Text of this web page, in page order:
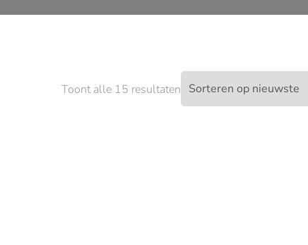
Toont alle 15 resultaten Gesorteerd
op